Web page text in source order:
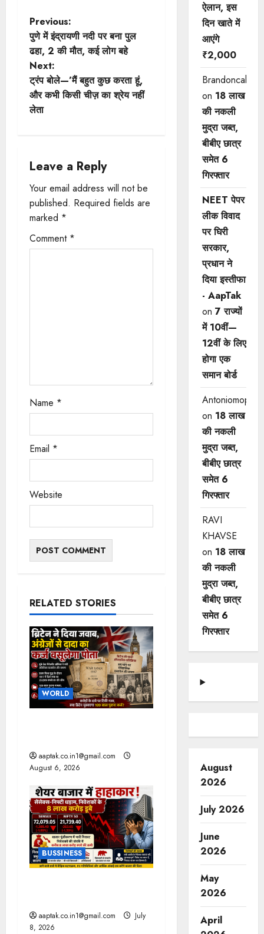
P
o
s
t
v
i
g
a
Previous:
पुणे में इंद्रायणी नदी पर बना पुल
ढहा, 2 की मौत, कई लोग बहे
Next:
ट्रंप बोले—’मैं बहुत कुछ करता हूं,
और कभी किसी चीज़ का श्रेय नहीं
लेता
Leave a Reply
Your email address will not be
published. Required fields are
marked *
Comment *
Name *
Email *
Website
RELATED STORIES
WORLD
aaptak.co.in1@gmail.com
August 6, 2026
BUSSINESS
aaptak.co.in1@gmail.com
July
8, 2026
ऐलान, इस
दिन खाते में
आएंगे
₹2,000
Brandoncah
on 18 लाख
की नकली
मुद्रा जब्त,
बीबीए छात्र
समेत 6
गिरफ्तार
NEET पेपर
लीक विवाद
पर घिरी
सरकार,
प्रधान ने
दिया इस्तीफा
- AapTak
on 7 राज्यों
में 10वीं—
12वीं ​के लिए
होगा एक
समान बोर्ड
Antoniomop
on 18 लाख
की नकली
मुद्रा जब्त,
बीबीए छात्र
समेत 6
गिरफ्तार
RAVI
KHAVSE
on 18 लाख
की नकली
मुद्रा जब्त,
बीबीए छात्र
समेत 6
गिरफ्तार
August
2026
July 2026
June
2026
May
2026
April